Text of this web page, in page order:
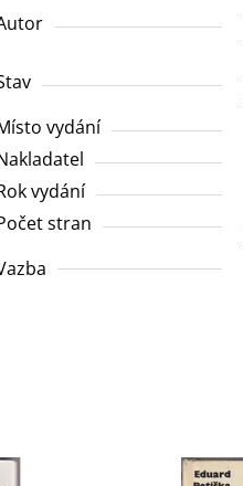
vydání
vydání
stran